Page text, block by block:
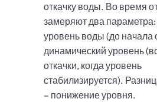
откачку воды. Во время
замеряют два параметра:
уровень воды (до начала
динамический уровень
откачки, когда уровень
стабилизируется).
– понижение уровня.